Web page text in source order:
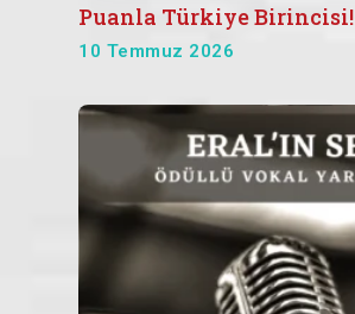
Puanla Türkiye Birincisi!
10 Temmuz 2026